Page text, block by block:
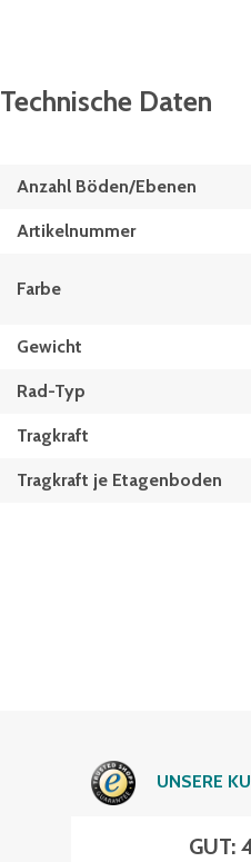
Technische Daten
Anzahl Böden/Ebenen
Artikelnummer
Farbe
Gewicht
Rad-Typ
Tragkraft
Tragkraft je Etagenboden
UNSERE
GUT: